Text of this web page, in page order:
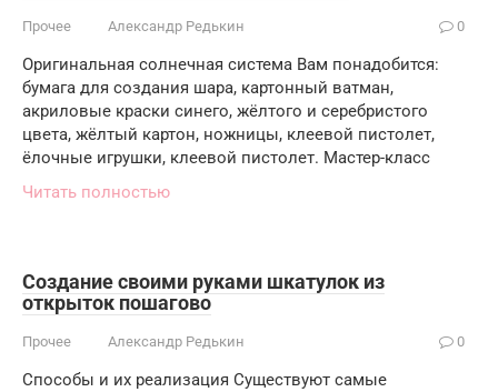
Прочее Александр Редькин 0
Оригинальная солнечная система Вам понадобится:
бумага для создания шара, картонный ватман,
акриловые краски синего, жёлтого и серебристого
цвета, жёлтый картон, ножницы, клеевой пистолет,
ёлочные игрушки, клеевой пистолет. Мастер-класс
Читать полностью
Создание своими руками шкатулок из
открыток пошагово
Прочее Александр Редькин 0
Способы и их реализация Существуют самые